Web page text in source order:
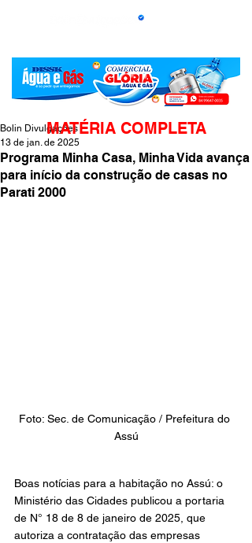
Programa Minha Casa, Minha Vida avança
para início da construção de casas no
Parati 2000
Bolin Divulgações
13 de jan. de 2025
Foto: Sec. de Comunicação / Prefeitura do
Assú
Boas notícias para a habitação no Assú: o
Ministério das Cidades publicou a portaria
de N° 18 de 8 de janeiro de 2025, que
autoriza a contratação das empresas
MATÉRIA COMPLETA